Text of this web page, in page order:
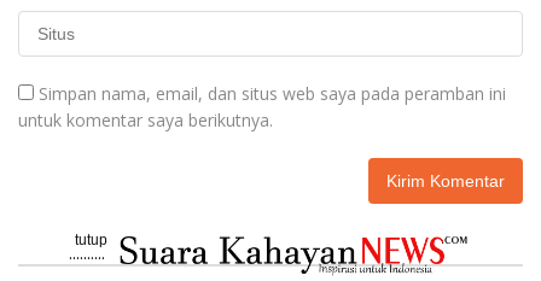
Simpan nama, email, dan situs web saya pada peramban ini
untuk komentar saya berikutnya.
tutup
..........